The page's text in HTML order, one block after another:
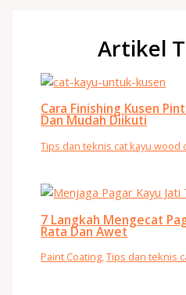
Artikel
Cara Finishing Kusen
Dan Mudah Diikuti
Tips dan teknis cat kayu wood
7 Langkah Mengecat
Rata Dan Awet
Paint Coating,Tips dan teknis